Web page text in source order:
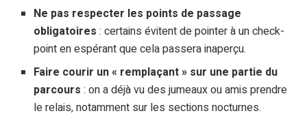
Ne pas respecter les points de passage
obligatoires : certains évitent de pointer à un check-
point en espérant que cela passera inaperçu.
Faire courir un « remplaçant » sur une partie du
parcours : on a déjà vu des jumeaux ou amis prendre
le relais, notamment sur les sections nocturnes.